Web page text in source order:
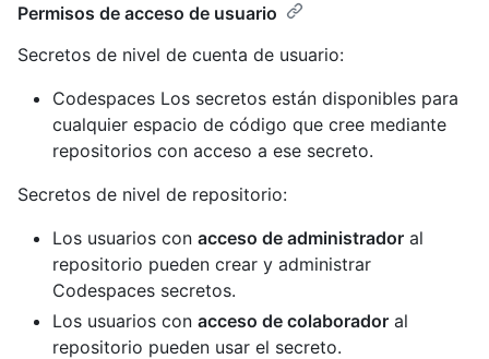
Permisos de acceso de usuario
Secretos de nivel de cuenta de usuario:
Codespaces Los secretos están disponibles para
cualquier espacio de código que cree mediante
repositorios con acceso a ese secreto.
Secretos de nivel de repositorio:
Los usuarios con acceso de administrador al
repositorio pueden crear y administrar
Codespaces secretos.
Los usuarios con acceso de colaborador al
repositorio pueden usar el secreto.